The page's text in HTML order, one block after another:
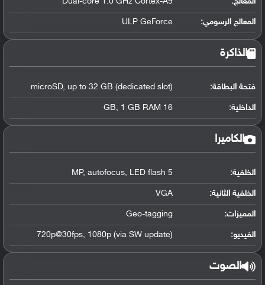
المعالج الرسومي:
ULP GeForce
الذاكرة
فتحة البطاقة: microSD, up to 32 GB (dedicated slot)
الداخلية: 16 GB, 1 GB RAM
الكاميرا
الخلفية: 5 MP, autofocus, LED flash
الخلفية الثانية: VGA
المميزات: Geo-tagging
الفيديو: 720p@30fps, 1080p (via SW update)
الصوت